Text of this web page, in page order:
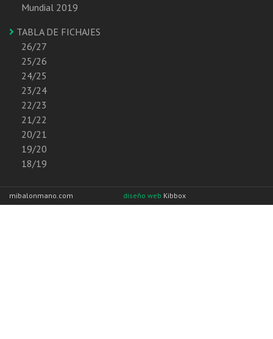
Mundial 2019
TABLA DE FICHAJES
26/27
25/26
24/25
23/24
22/23
21/22
20/21
19/20
18/19
mibalonmano.com diseño web Kibbox